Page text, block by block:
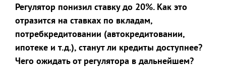
Регулятор понизил ставку до 20%. Как это
отразится на ставках по вкладам,
потребкредитовании (автокредитовании,
ипотеке и т.д.), станут ли кредиты доступнее?
Чего ожидать от регулятора в дальнейшем?